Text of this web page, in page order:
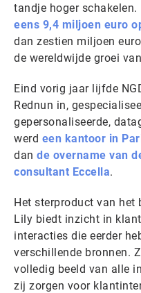
tandje hoger
eens 9,4 miljoen euro
dan zestien miljoen
de wereldwijde groei
Eind vorig jaar lijfde
Rednun in,
gepersonaliseerde,
werd een kantoor in
dan de overname van
consultant Eccella.
Het sterproduct van
Lily biedt inzicht in
interacties die eerder
verschillende bronnen.
volledig beeld van alle
zij zorgen voor